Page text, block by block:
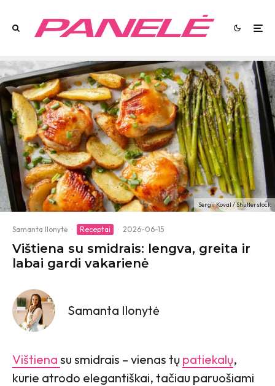
Sergii Koval / Shutterstock
Samanta Ilonytė · Receptai · 2026-06-15
Vištiena su smidrais: lengva, greita ir
labai gardi vakarienė
Samanta Ilonytė
Vištiena su smidrais – vienas tų patiekalų,
kurie atrodo elegantiškai, tačiau paruošiami